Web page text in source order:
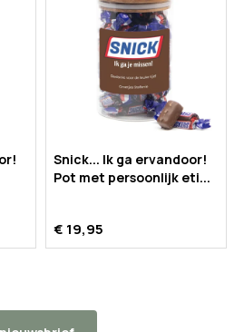
Snick... Ik ga ervandoor!
Pot met persoonlijk eti...
€ 19,95